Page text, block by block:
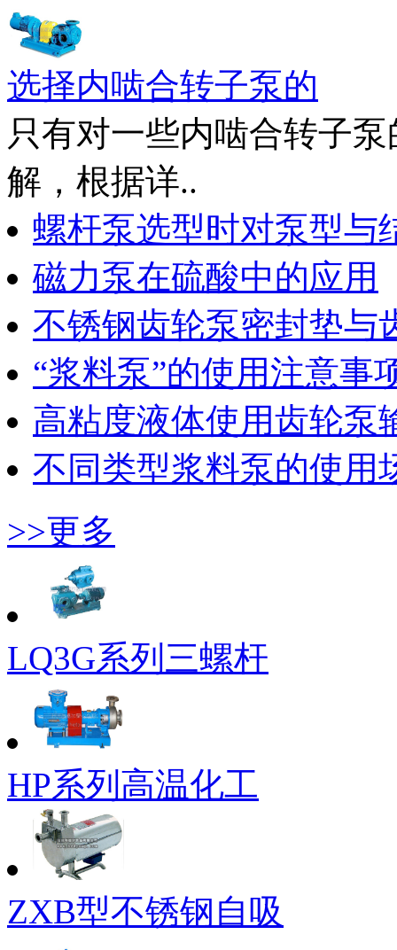
选择内啮合转子泵的
只有对一些内啮合转子
解，根据详..
螺杆泵选型时对泵型与
磁力泵在硫酸中的应用
不锈钢齿轮泵密封垫与
“浆料泵”的使用注意事
高粘度液体使用齿轮泵
不同类型浆料泵的使用
>>更多
LQ3G系列三螺杆
HP系列高温化工
ZXB型不锈钢自吸